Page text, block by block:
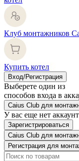
Клуб монтажников
Купить котел
Вход/Регистрация
Выберете один из
способов входа в
Caius Club для
У вас еще нет
Зарегистрироваться
Caius Club для
Регистрация